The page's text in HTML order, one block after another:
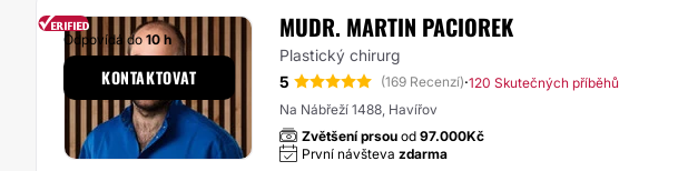
MUDR. MARTIN PACIOREK
Plastický chirurg
5
(169 Recenzí)·120 Skutečných příběhů
Na Nábřeží 1488, Havířov
Zvětšení prsou od 97.000Kč
První návšteva zdarma
Odpovídá do10 h
KONTAKTOVAT